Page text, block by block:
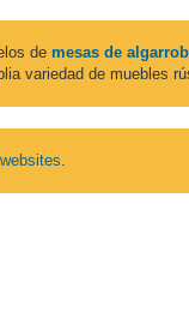
demesas de
variedad de muebles
.